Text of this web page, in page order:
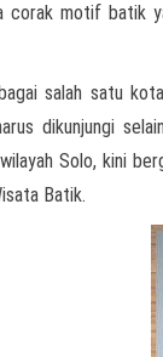
corak motif batik
salah satu
dikunjungi
Solo, kini
Batik.